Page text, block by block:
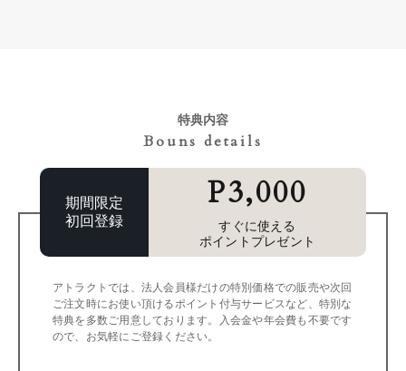
特典内容
Bouns details
期間限定
初回登録
P3,000
すぐに使える
ポイントプレゼント
アトラクトでは、法人会員様だけの特別価格での販売や次回
ご注文時にお使い頂けるポイント付与サービスなど、特別な
特典を多数ご用意しております。入会金や年会費も不要です
ので、お気軽にご登録ください。